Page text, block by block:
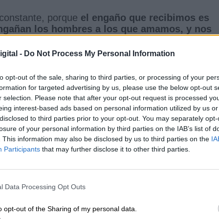
- Do Not Process My Personal Information
opt-out of the sale, sharing to third parties, or processing of your
for targeted advertising by us, please use the below opt-out
selection. Please note that after your opt-out request is processed
interest-based ads based on personal information utilized by us
to third parties prior to your opt-out. You may separately
of your personal information by third parties on the IAB’s list of
This information may also be disclosed by us to third parties on the
Participants that may further disclose it to other third parties.
Data Processing Opt Outs
opt-out of the Sharing of my personal data.
porque el engaño que recibimos es
los hombres a los que amamos, y nos
hagan trabajar gratis el resto de nuestras
la monogamia.
cuando la relación que se da es de puro
abandonarla, pero todas sabemos que esto
rota…
a nosotras
de sufrir por
como objetivo
, por eso está el
y suplicando
de
así que hay